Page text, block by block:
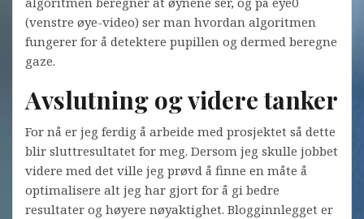
(venstre øye-video) ser man hvordan algoritmen
fungerer for å detektere pupillen og dermed beregne
gaze.
Avslutning og videre tanker
For nå er jeg ferdig å arbeide med prosjektet så dette
blir sluttresultatet for meg. Dersom jeg skulle jobbet
videre med det ville jeg prøvd å finne en måte å
optimalisere alt jeg har gjort for å gi bedre
resultater og høyere nøyaktighet. Blogginnlegget er